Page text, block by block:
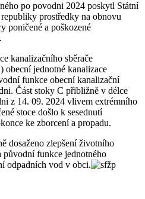
po povodni 2024 poskytl Státní
prostředky na obnovu
poničené a poškozené
kanalizačního sběrače
jednotné kanalizace
funkce obecní kanalizační
Část stoky C přibližně v délce
z 14. 09. 2024 vlivem extrémního
stoce došlo k sesednutí
ke zborcení a propadu.
dosaženo zlepšení životního
funkce jednotného
odpadních vod v obci.